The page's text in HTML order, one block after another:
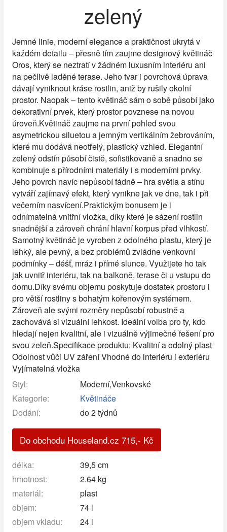
zelený
Jemné linie, moderní elegance a praktičnost ukrytá v
každém detailu – přesně tím zaujme designový květináč
Oros, který se neztratí v žádném luxusním interiéru ani
na pečlivě laděné terase. Jeho tvar i povrchová úprava
dávají vyniknout kráse rostlin, aniž by rušily okolní
prostor. Naopak – tento květináč sám o sobě působí jako
dekorativní prvek, který prostor povznese na novou
úroveň.Květináč zaujme na první pohled svou
asymetrickou siluetou a jemným vertikálním žebrováním,
které mu dodává neotřelý, plastický vzhled. Elegantní
zelený odstín působí čistě, sofistikovaně a snadno se
kombinuje s přírodními materiály i s moderními prvky.
Jeho povrch navíc nepůsobí fádně – hra světla a stínu
vytváří zajímavý efekt, který vynikne jak ve dne, tak i při
večerním nasvícení.Praktickým bonusem je i
odnímatelná vnitřní vložka, díky které je sázení rostlin
snadnější a zároveň chrání hlavní korpus před vlhkostí.
Samotný květináč je vyroben z odolného plastu, který je
lehký, ale pevný, a bez problémů zvládne venkovní
podmínky – déšť, mráz i přímé slunce. Využijete ho tak
jak uvnitř interiéru, tak na balkoně, terase či u vstupu do
domu.Díky svému objemu poskytuje dostatek prostoru i
pro větší rostliny s bohatým kořenovým systémem.
Zároveň ale svými rozměry nepůsobí robustně a
zachovává si vizuální lehkost. Ideální volba pro ty, kdo
hledají nejen kvalitní, ale i vizuálně výjimečné řešení pro
svou zeleň.Specifikace produktu: Kvalitní a odolný plast
Odolnost vůči UV záření Vhodné do interiéru i exteriéru
Vyjímatelná vložka
Styl:
Moderní,Venkovské
Kategorie:
Květináče
Dodání:
do 2 týdnů
Do obchodu Houseland.cz 715,- Kč
délka:
39,5 cm
hmotnost:
2.64 kg
materiál:
plast
objem:
74 l
objem vkladu:
24 l